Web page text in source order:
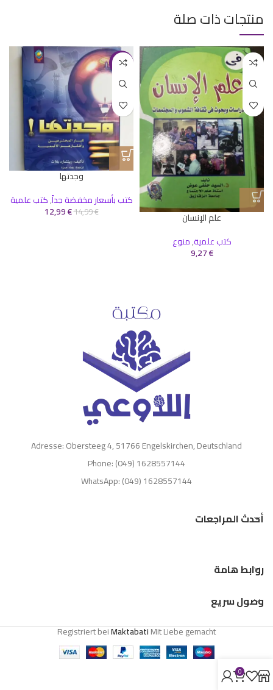
منتجات ذات صلة
علم الإنسان
كتب علمية,منوع
9,27€
-13%
وجدتها
كتب بأسعار مخفضة جداً,كتب علمية
14,99€
12,99€
Adresse: Obersteeg 4, 51766 Engelskirchen, Deutschland
Phone: (049) 1628557144
WhatsApp: (049) 1628557144
أحدث المراجعات
روابط هامة
وصول سريع
Registriert beiMaktabatiMit Liebe gemacht
0